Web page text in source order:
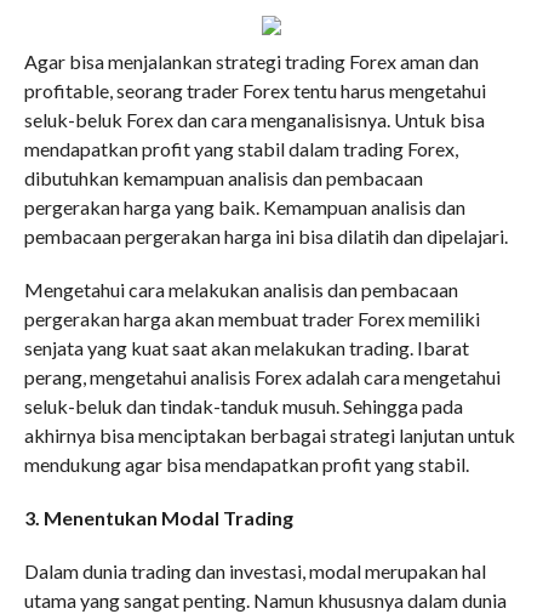
Agar bisa menjalankan strategi trading Forex aman dan
profitable, seorang trader Forex tentu harus mengetahui
seluk-beluk Forex dan cara menganalisisnya. Untuk bisa
mendapatkan profit yang stabil dalam trading Forex,
dibutuhkan kemampuan analisis dan pembacaan
pergerakan harga yang baik. Kemampuan analisis dan
pembacaan pergerakan harga ini bisa dilatih dan dipelajari.
Mengetahui cara melakukan analisis dan pembacaan
pergerakan harga akan membuat trader Forex memiliki
senjata yang kuat saat akan melakukan trading. Ibarat
perang, mengetahui analisis Forex adalah cara mengetahui
seluk-beluk dan tindak-tanduk musuh. Sehingga pada
akhirnya bisa menciptakan berbagai strategi lanjutan untuk
mendukung agar bisa mendapatkan profit yang stabil.
3. Menentukan Modal Trading
Dalam dunia trading dan investasi, modal merupakan hal
utama yang sangat penting. Namun khususnya dalam dunia